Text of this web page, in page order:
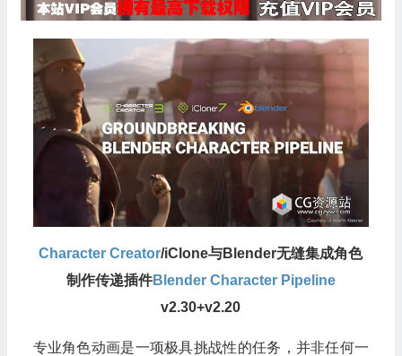
Character Creator/iClone与Blender无缝集成角色
制作传递插件Blender Character Pipeline
v2.30+v2.20
专业角色动画是一项极具挑战性的任务，并非任何一